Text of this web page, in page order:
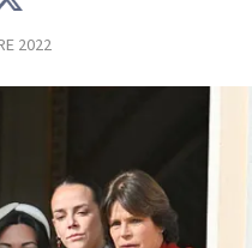
2022